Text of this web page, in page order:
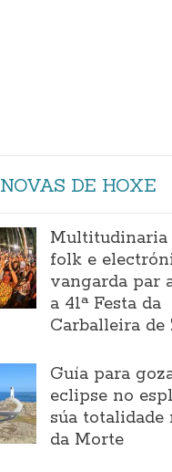
NOVAS DE HOXE
Multitudinaria
folk e
vangarda par
a 41ª Festa da
Carballeira de
Guía para
eclipse no
súa totalidade
da Morte